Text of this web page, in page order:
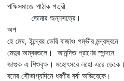
পক্ষিসমাজে পাঠাক পত্রী
তোমার অন্নসত্রে।
অপ
হে মেঘ, ইন্দ্রের ভেরি বাজাও গম্ভীর মন্দ্রস্বনে
মেদুর অম্বরতলে। আনন্দিত প্রাণের স্পন্দনে
জাগুক এ শিশুবৃক্ষ। মহোৎসবে লহো এরে ডেকে।
বনের সৌভাগ্যদিনে ধরণীর বর্ষা অভিষেকে।